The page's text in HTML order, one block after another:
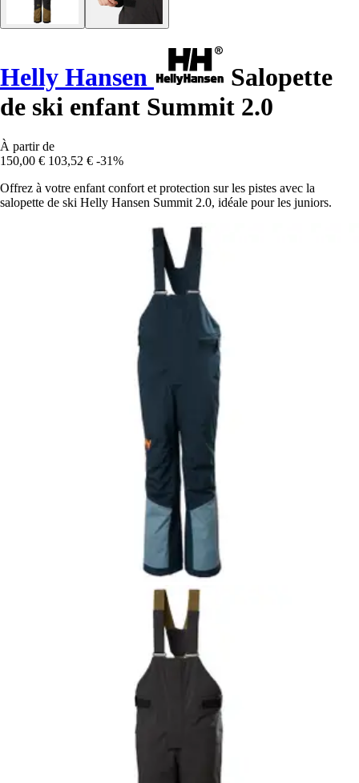
Helly Hansen
Salopette
de ski enfant Summit 2.0
À partir de
150,00 € 103,52 € -31%
Offrez à votre enfant confort et protection sur les pistes avec la
salopette de ski Helly Hansen Summit 2.0, idéale pour les juniors.